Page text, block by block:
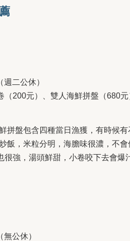
二公休）
200元）、雙人海鮮拼盤（680元
拼盤包含四種當日漁獲，有時候
飯，米粒分明，海膽味很濃，不
強，湯頭鮮甜，小卷咬下去會爆
公休）